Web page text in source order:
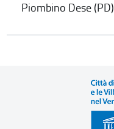
Piombino Dese (PD)